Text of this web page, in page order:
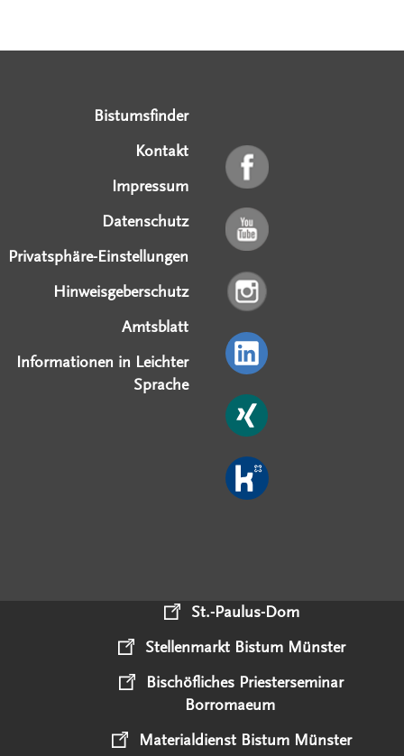
Bistumsfinder
Kontakt
Impressum
Datenschutz
Privatsphäre-Einstellungen
Hinweisgeberschutz
Amtsblatt
Informationen in Leichter
Sprache
St.-Paulus-Dom
Stellenmarkt Bistum Münster
Bischöfliches Priesterseminar
Borromaeum
Materialdienst Bistum Münster